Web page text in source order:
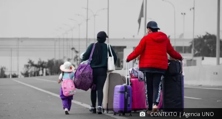
CONTEXTO | Agencia UNO